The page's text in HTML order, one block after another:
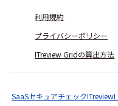
利用規約
プライバシーポリシー
ITreview Gridの算出方法
SaaSセキュアチェック